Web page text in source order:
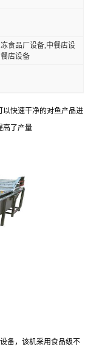
食品厂设备,中餐店设
店设备
快速干净的对鱼产品进
高了产量
备，该机采用食品级不